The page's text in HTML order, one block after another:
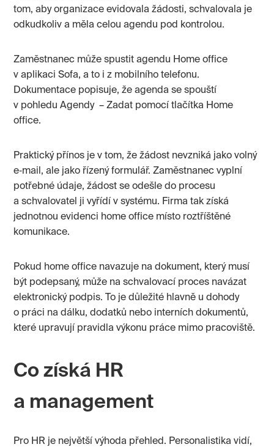
tom, aby organizace evidovala žádosti, schvalovala je
odkudkoliv a měla celou agendu pod kontrolou.
Zaměstnanec může spustit agendu Home office
v aplikaci Sofa, a to i z mobilního telefonu.
Dokumentace popisuje, že agenda se spouští
v pohledu Agendy – Zadat pomocí tlačítka Home
office.
Praktický přínos je v tom, že žádost nevzniká jako volný
e‑mail, ale jako řízený formulář. Zaměstnanec vyplní
potřebné údaje, žádost se odešle do procesu
a schvalovatel ji vyřídí v systému. Firma tak získá
jednotnou evidenci home office místo roztříštěné
komunikace.
Pokud home office navazuje na dokument, který musí
být podepsaný, může na schvalovací proces navázat
elektronický podpis. To je důležité hlavně u dohody
o práci na dálku, dodatků nebo interních dokumentů,
které upravují pravidla výkonu práce mimo pracoviště.
Co získá HR
a management
Pro HR je největší výhoda přehled. Personalistika vidí,